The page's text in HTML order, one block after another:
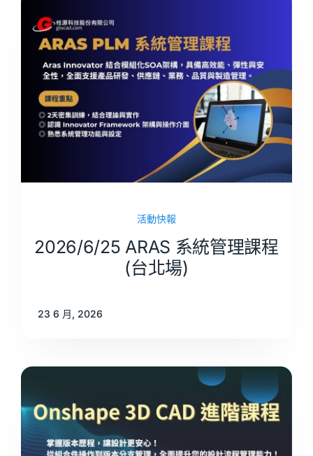
活動快報
2026/6/25 ARAS 系統管理課程
(台北場)
23 6 月, 2026